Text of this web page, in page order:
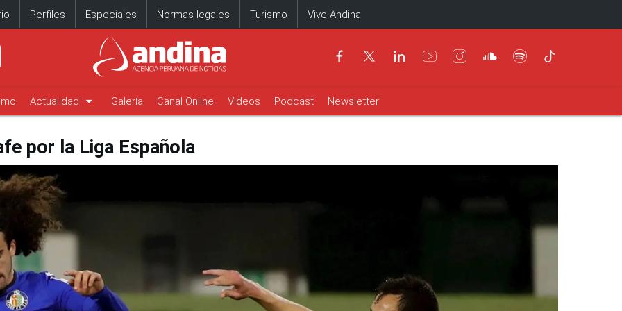
Perfiles Especiales Normas legales Turismo Vive Andina
Actualidad arrow_drop_down Galería Canal Online Videos Podcast Newsletter
por la Liga Española